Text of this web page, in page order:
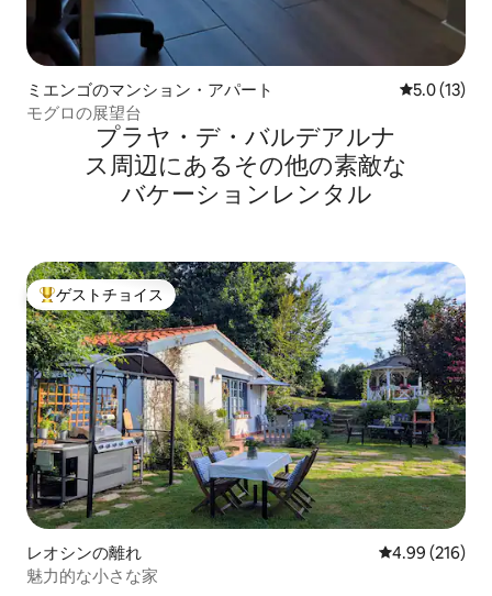
ミエンゴのマンション・アパート レビュー13
5.0 (13)
モグロの展望台
プラヤ・デ・バルデアルナ
ス⁠周⁠辺⁠に⁠あ⁠るそ⁠の⁠他⁠の素⁠敵⁠な
バ⁠ケ⁠ー⁠シ⁠ョ⁠ン⁠レ⁠ン⁠タ⁠ル
大好評のゲストチョイスです。
ゲストチョイス
レオシンの離れ レビュー216
4.99 (216)
魅力的な小さな家